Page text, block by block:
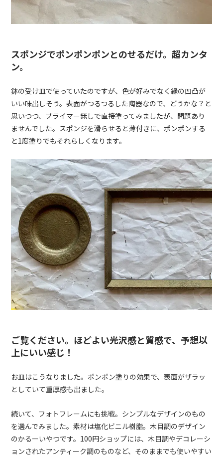
スポンジでポンポンポンとのせるだけ。超カンタ
ン。
鉢の受け皿で使っていたのですが、色が好みでなく縁の凹凸が
いい味出しそう。表面がつるつるした陶器なので、どうかな？と
思いつつ、プライマー無しで直接塗ってみましたが、問題あり
ませんでした。スポンジを滑らせると薄付きに、ポンポンする
と1度塗りでもそれらしくなります。
ご覧ください。ほどよい光沢感と質感で、予想以
上にいい感じ！
お皿はこうなりました。ポンポン塗りの効果で、表面がザラッ
としていて重厚感も出ました。
続いて、フォトフレームにも挑戦。シンプルなデザインのもの
を選んでみました。素材は塩化ビニル樹脂。木目調のデザイン
のかるーいやつです。100円ショップには、木目調やデコレーシ
ョンされたアンティーク調のものなど、そのままでも使いやすい